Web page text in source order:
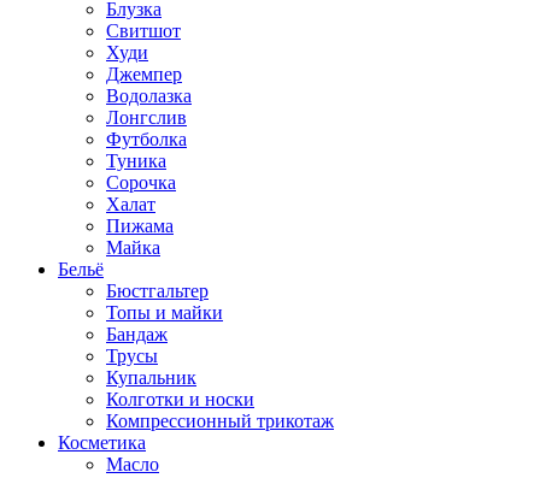
Блузка
Свитшот
Худи
Джемпер
Водолазка
Лонгслив
Футболка
Туника
Сорочка
Халат
Пижама
Майка
Бельё
Бюстгальтер
Топы и майки
Бандаж
Трусы
Купальник
Колготки и носки
Компрессионный трикотаж
Косметика
Масло